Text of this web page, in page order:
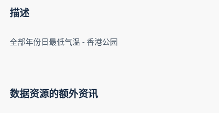
描述
全部年份日最低气温 - 香港公园
数据资源的额外资讯